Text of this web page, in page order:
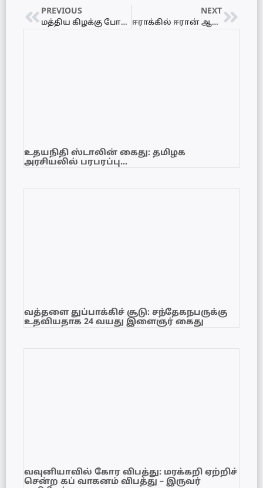
PREVIOUS
மத்திய கிழக்கு போர் எதிரொலி : ஜனாதிபதி அநுர- பிரதமர் மோடி தொலைபேசியில் முக்கிய பேச்சு
NEXT
ஈராக்கில் ஈரான் ஆதரவுப் படைகள் மீதான வான்வழித் தாக்குதல்! முக்கிய தளபதி பலி
உதயநிதி ஸ்டாலின் கைது: தமிழக
அரசியலில் பரபரப்பு…
வத்தளை துப்பாக்கிச் சூடு: சந்தேகநபருக்கு
உதவியதாக 24 வயது இளைஞர் கைது
வவுனியாவில் கோர விபத்து: மரக்கறி ஏற்றிச்
சென்ற கப் வாகனம் விபத்து – இருவர்